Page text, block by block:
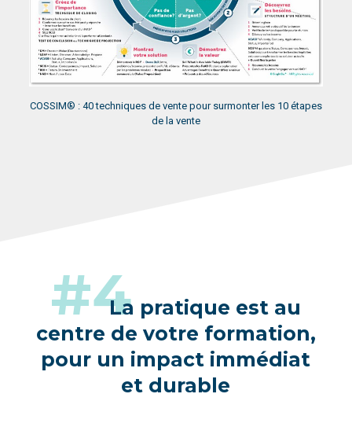
COSSIM® : 40 techniques de vente pour surmonter les 10 étapes
de la vente
#4La pratique est au
centre de votre formation,
pour un impact immédiat
et durable